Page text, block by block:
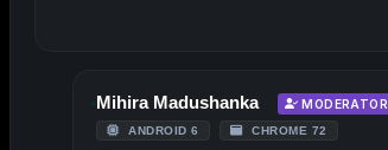
Mihira Madushanka MODERATOR
ANDROID 6 CHROME 72